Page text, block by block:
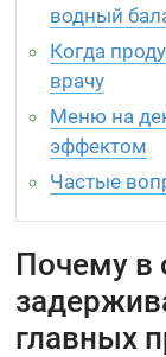
водный
Когда
врачу
Меню на
эффектом
Частые
Почему в
главных